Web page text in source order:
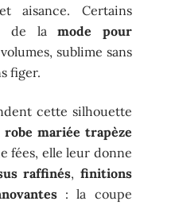
aisance. Certains
de lamode pour
sublime sans
figer.
cette silhouette
robe mariée trapèze
fées, elle leur donne
raffinés, finitions
: la coupe